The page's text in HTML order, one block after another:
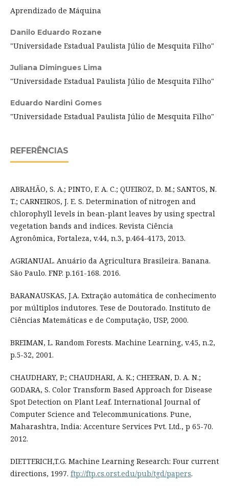
Aprendizado de Máquina
Danilo Eduardo Rozane
"Universidade Estadual Paulista Júlio de Mesquita Filho"
Juliana Dimingues Lima
"Universidade Estadual Paulista Júlio de Mesquita Filho"
Eduardo Nardini Gomes
"Universidade Estadual Paulista Júlio de Mesquita Filho"
REFERÊNCIAS
ABRAHÃO, S. A.; PINTO, F. A. C.; QUEIROZ, D. M.; SANTOS, N.
T.; CARNEIROS, J. E. S. Determination of nitrogen and
chlorophyll levels in bean-plant leaves by using spectral
vegetation bands and indices. Revista Ciência
Agronômica, Fortaleza, v.44, n.3, p.464-4173, 2013.
AGRIANUAL. Anuário da Agricultura Brasileira. Banana.
São Paulo. FNP. p.161-168. 2016.
BARANAUSKAS, J.A. Extração automática de conhecimento
por múltiplos indutores. Tese de Doutorado. Instituto de
Ciências Matemáticas e de Computação, USP, 2000.
BREIMAN, L. Random Forests. Machine Learning, v.45, n.2,
p.5-32, 2001.
CHAUDHARY, P.; CHAUDHARI, A. K.; CHEERAN, D. A. N.;
GODARA, S. Color Transform Based Approach for Disease
Spot Detection on Plant Leaf. International Journal of
Computer Science and Telecommunications. Pune,
Maharashtra, India: Accenture Services Pvt. Ltd., p 65-70.
2012.
DIETTERICH,T.G. Machine Learning Research: Four current
directions, 1997. ftp://ftp.cs.orst.edu/pub/tgd/papers.